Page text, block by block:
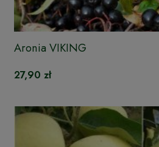
Aronia VIKING
27,90 zł